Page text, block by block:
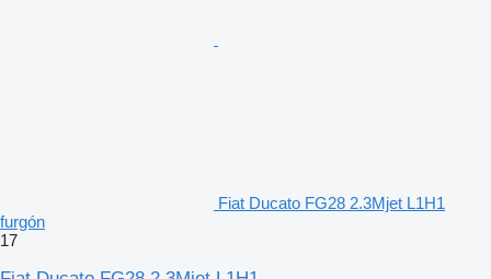
Fiat Ducato FG28 2.3Mjet L1H1
furgón
17